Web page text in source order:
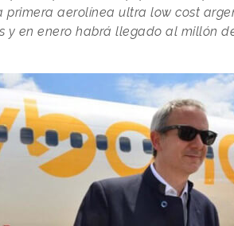
primera aerolínea ultra low cost
y en enero habrá llegado al millón